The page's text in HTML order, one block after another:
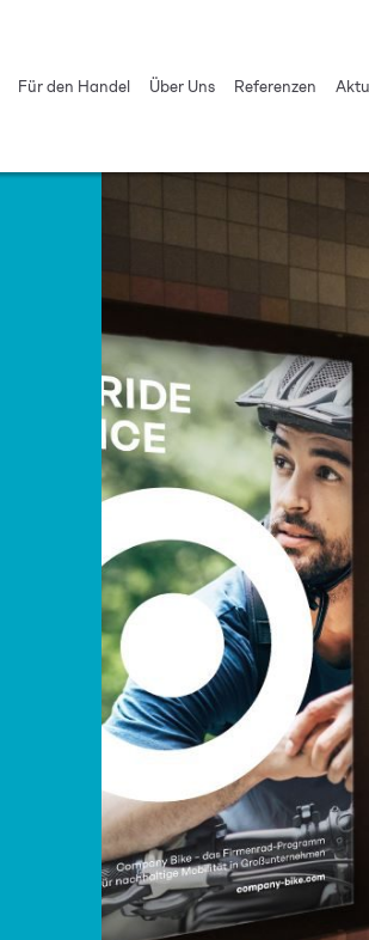
Für den Handel Über Uns Referenzen